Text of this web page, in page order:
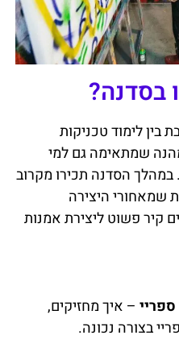
בסדנה?
בין לימוד טכניקות
שמתאימה גם למי
הסדנה תכירו מקרוב
שמאחורי היצירה
קיר פשוט ליצירת אמנות
– איך מחזיקים,
בצורה נכונה.